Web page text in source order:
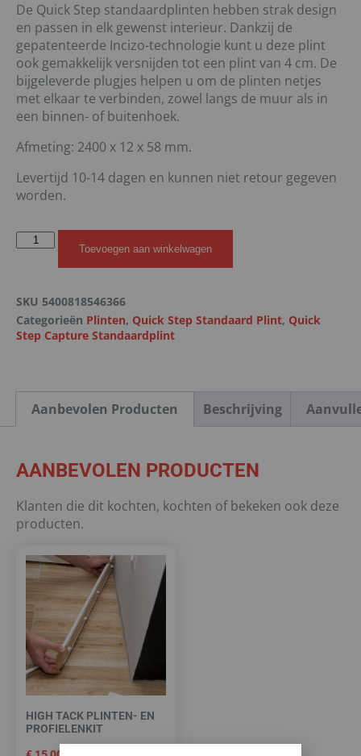
De Quick Step standaardplinten hebben strak design
en passen in elk gewenst interieur. Dankzij de
gepatenteerde Incizo-technologie kunt u deze plint
ook gemakkelijk versnijden tot een plint van 4 cm. De
bijgeleverde plugjes helpen u om de plinten netjes
met elkaar te verbinden, zowel langs de muur als in
een binnen- of buitenhoek.
Afmeting: 2400 x 12 x 58 mm.
Levertijd 10-14 dagen en kunnen niet retour gegeven
worden.
Toevoegen aan winkelwagen
SKU 5400818546366
Categorieën Plinten, Quick Step Standaard Plint, Quick
Step Capture Standaardplint
Aanbevolen Producten Beschrijving
AANBEVOLEN PRODUCTEN
Klanten die dit kochten, kochten of bekeken ook deze
producten.
HIGH TACK PLINTEN- EN
PROFIELENKIT